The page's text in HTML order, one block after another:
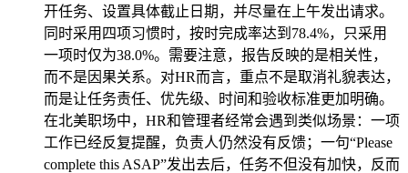
开任务、设置具体截止日期，并尽量在上午发出请求。
同时采用四项习惯时，按时完成率达到78.4%，只采用
一项时仅为38.0%。需要注意，报告反映的是相关性，
而不是因果关系。对HR而言，重点不是取消礼貌表达，
而是让任务责任、优先级、时间和验收标准更加明确。
在北美职场中，HR和管理者经常会遇到类似场景：一项
工作已经反复提醒，负责人仍然没有反馈；一句“Please
complete this ASAP”发出去后，任务不但没有加快，反而